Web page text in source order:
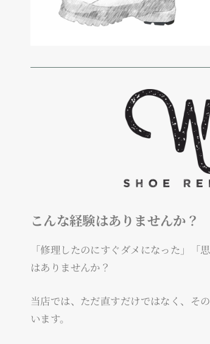
こんな経験はありませんか？
「修理したのにすぐダメになった」「
はありませんか？
当店では、ただ直すだけではなく、そ
います。